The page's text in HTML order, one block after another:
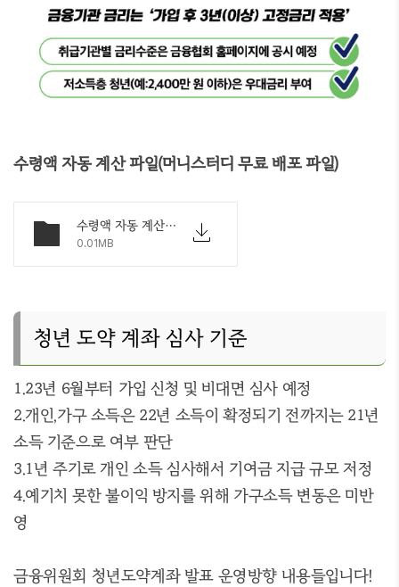
수령액 자동 계산 파일(머니스터디 무료 배포 파일)
수령액 자동 계산기.cell
0.01MB
청년 도약 계좌 심사 기준
1.23년 6월부터 가입 신청 및 비대면 심사 예정
2.개인,가구 소득은 22년 소득이 확정되기 전까지는 21년
소득 기준으로 여부 판단
3.1년 주기로 개인 소득 심사해서 기여금 지급 규모 저정
4.예기치 못한 불이익 방지를 위해 가구소득 변동은 미반
영
금융위원회 청년도약계좌 발표 운영방향 내용들입니다!